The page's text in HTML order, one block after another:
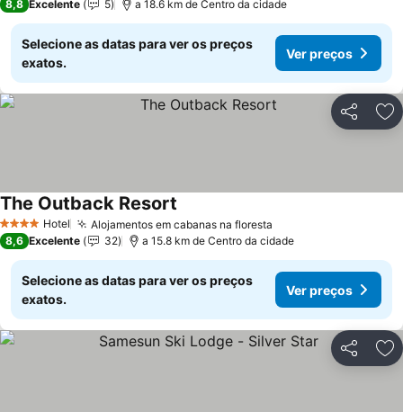
8,8 Excelente 5 a 18.6 km de Centro da cidade
Selecione as datas para ver os preços
exatos.
Ver preços
Partilhar
4 EstrelasHotel Alojamentos em cabanas na floresta
The Outback Resort
8,6 Excelente 32 a 15.8 km de Centro da cidade
Selecione as datas para ver os preços
exatos.
Ver preços
Partilhar